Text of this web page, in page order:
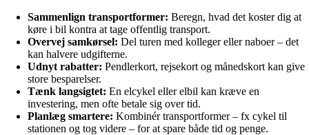
Sammenlign transportformer: Beregn, hvad det koster dig at
køre i bil kontra at tage offentlig transport.
Overvej samkørsel: Del turen med kolleger eller naboer – det
kan halvere udgifterne.
Udnyt rabatter: Pendlerkort, rejsekort og månedskort kan give
store besparelser.
Tænk langsigtet: En elcykel eller elbil kan kræve en
investering, men ofte betale sig over tid.
Planlæg smartere: Kombinér transportformer – fx cykel til
stationen og tog videre – for at spare både tid og penge.